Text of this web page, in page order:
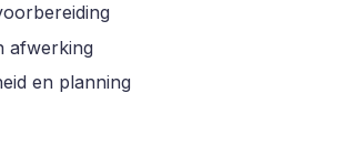
afwerking
en planning